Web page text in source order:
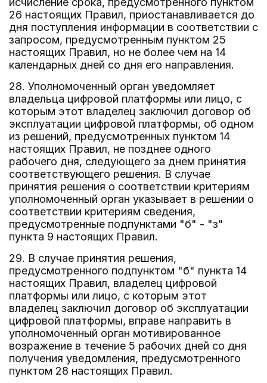
26 настоящих Правил, приостанавливается до
дня поступления информации в соответствии с
запросом, предусмотренным пунктом 25
настоящих Правил, но не более чем на 14
календарных дней со дня его направления.
28. Уполномоченный орган уведомляет
владельца цифровой платформы или лицо, с
которым этот владелец заключил договор об
эксплуатации цифровой платформы, об одном
из решений, предусмотренных пунктом 14
настоящих Правил, не позднее одного
рабочего дня, следующего за днем принятия
соответствующего решения. В случае
принятия решения о соответствии критериям
уполномоченный орган указывает в решении о
соответствии критериям сведения,
предусмотренные подпунктами "б" - "з"
пункта 9 настоящих Правил.
29. В случае принятия решения,
предусмотренного подпунктом "б" пункта 14
настоящих Правил, владелец цифровой
платформы или лицо, с которым этот
владелец заключил договор об эксплуатации
цифровой платформы, вправе направить в
уполномоченный орган мотивированное
возражение в течение 5 рабочих дней со дня
получения уведомления, предусмотренного
пунктом 28 настоящих Правил.